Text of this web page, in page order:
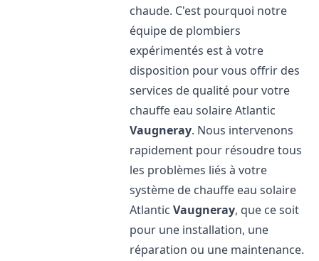
chaude. C'est pourquoi notre
équipe de plombiers
expérimentés est à votre
disposition pour vous offrir des
services de qualité pour votre
chauffe eau solaire Atlantic
Vaugneray. Nous intervenons
rapidement pour résoudre tous
les problèmes liés à votre
système de chauffe eau solaire
AtlanticVaugneray, que ce soit
pour une installation, une
réparation ou une maintenance.